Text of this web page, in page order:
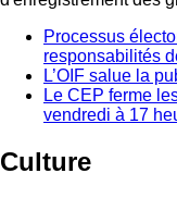
Processus
responsabilités
L’OIF salue la
Le CEP ferme
vendredi à 17
Culture